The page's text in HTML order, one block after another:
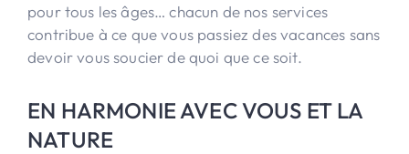
pour tous les âges… chacun de nos services
contribue à ce que vous passiez des vacances sans
devoir vous soucier de quoi que ce soit.
EN HARMONIE AVEC VOUS ET LA
NATURE